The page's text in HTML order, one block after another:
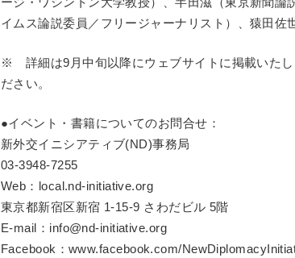
イムス論説委員／フリージャーナリスト）、猿田佐
※ 詳細は9月中旬以降にウェブサイトに掲載いたし
ださい。
●イベント・書籍についてのお問合せ：
新外交イニシアティブ(ND)事務局
03-3948-7255
Web：local.nd-initiative.org
東京都新宿区新宿 1-15-9 さわだビル 5階
E-mail：info@nd-initiative.org
Facebook：www.facebook.com/